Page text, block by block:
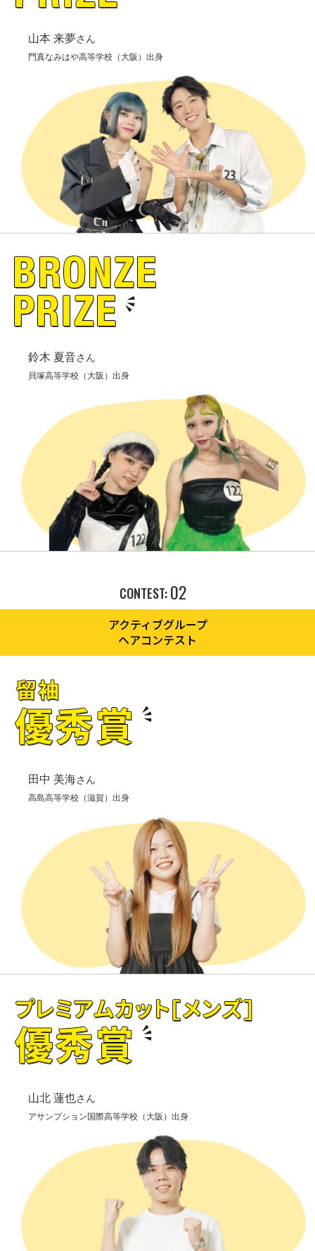
山本 来夢さん
門真なみはや高等学校（大阪）出身
鈴木 夏音さん
貝塚高等学校（大阪）出身
CONTEST:02
アクティブグループ
ヘアコンテスト
田中 美海さん
高島高等学校（滋賀）出身
山北 蓮也さん
アサンプション国際高等学校（大阪）出身